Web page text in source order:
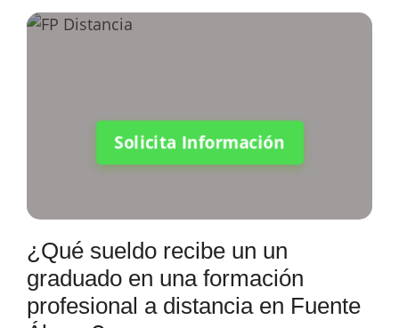
Solicita Información
¿Qué sueldo recibe un un
graduado en una formación
profesional a distancia en Fuente